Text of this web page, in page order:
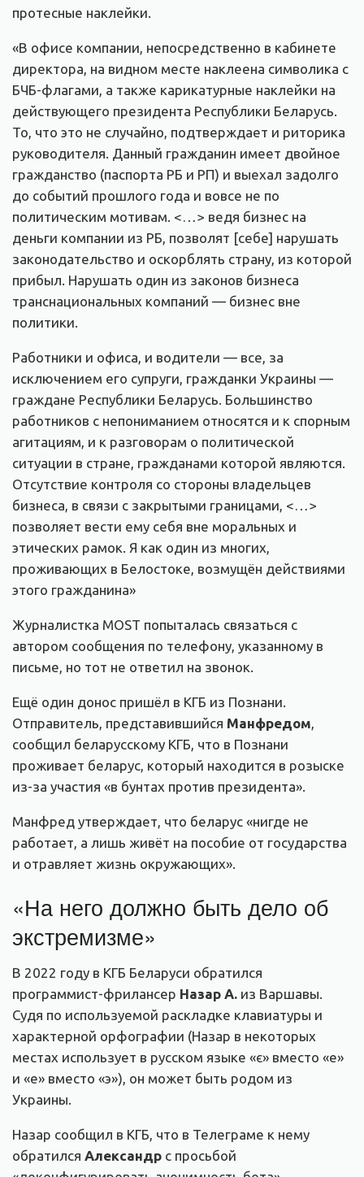
протесные наклейки.
«В офисе компании, непосредственно в кабинете
директора, на видном месте наклеена символика с
БЧБ-флагами, а также карикатурные наклейки на
действующего президента Республики Беларусь.
То, что это не случайно, подтверждает и риторика
руководителя. Данный гражданин имеет двойное
гражданство (паспорта РБ и РП) и выехал задолго
до событий прошлого года и вовсе не по
политическим мотивам. <…> ведя бизнес на
деньги компании из РБ, позволят [себе] нарушать
законодательство и оскорблять страну, из которой
прибыл. Нарушать один из законов бизнеса
транснациональных компаний — бизнес вне
политики.
Работники и офиса, и водители — все, за
исключением его супруги, гражданки Украины —
граждане Республики Беларусь. Большинство
работников с непониманием относятся и к спорным
агитациям, и к разговорам о политической
ситуации в стране, гражданами которой являются.
Отсутствие контроля со стороны владельцев
бизнеса, в связи с закрытыми границами, <…>
позволяет вести ему себя вне моральных и
этических рамок. Я как один из многих,
проживающих в Белостоке, возмущён действиями
этого гражданина»
Журналистка MOST попыталась связаться с
автором сообщения по телефону, указанному в
письме, но тот не ответил на звонок.
Ещё один донос пришёл в КГБ из Познани.
Отправитель, представившийся Манфредом,
сообщил беларусскому КГБ, что в Познани
проживает беларус, который находится в розыске
из-за участия «в бунтах против президента».
Манфред утверждает, что беларус «нигде не
работает, а лишь живёт на пособие от государства
и отравляет жизнь окружающих».
«На него должно быть дело об
экстремизме»
В 2022 году в КГБ Беларуси обратился
программист-фрилансер Назар А. из Варшавы.
Судя по используемой раскладке клавиатуры и
характерной орфографии (Назар в некоторых
местах использует в русском языке «є» вместо «е»
и «е» вместо «э»), он может быть родом из
Украины.
Назар сообщил в КГБ, что в Телеграме к нему
обратился Александр с просьбой